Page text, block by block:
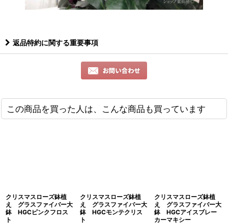
返品特約に関する重要事項
この商品を買った人は、こんな商品も買っています
クリスマスローズ鉢植
え グラスファイバー大
鉢 HGCピンクフロス
ト
クリスマスローズ鉢植
え グラスファイバー大
鉢 HGCモンテクリス
ト
クリスマスローズ鉢植
え グラスファイバー大
鉢 HGCアイスブレー
カーマキシー